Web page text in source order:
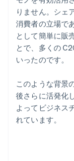
りません。シェ
消費者の立場で
として簡単に販
とで、多くの
いったのです。
このような背景
後さらに活発化
よってビジネス
れています。